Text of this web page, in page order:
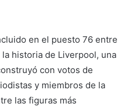
en el puesto 76 entre
historia de Liverpool, una
con votos de
y miembros de la
las figuras más